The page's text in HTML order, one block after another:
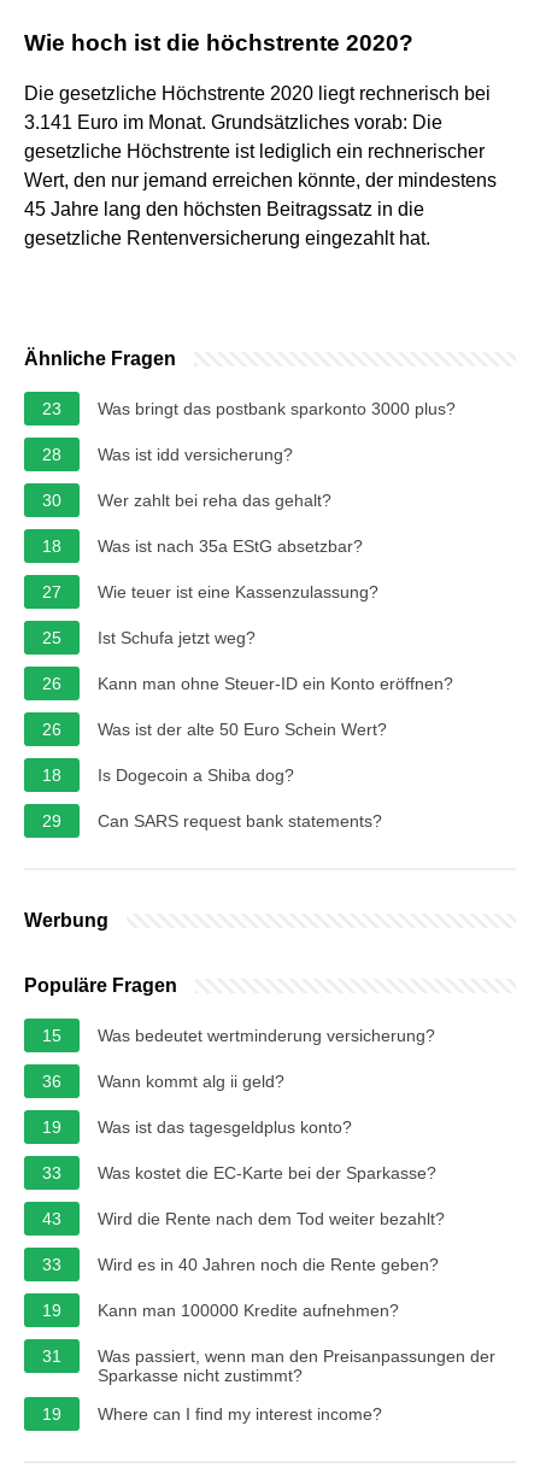
Wie hoch ist die höchstrente 2020?
Die gesetzliche Höchstrente 2020 liegt rechnerisch bei
3.141 Euro im Monat. Grundsätzliches vorab: Die
gesetzliche Höchstrente ist lediglich ein rechnerischer
Wert, den nur jemand erreichen könnte, der mindestens
45 Jahre lang den höchsten Beitragssatz in die
gesetzliche Rentenversicherung eingezahlt hat.
Ähnliche Fragen
23 Was bringt das postbank sparkonto 3000 plus?
28 Was ist idd versicherung?
30 Wer zahlt bei reha das gehalt?
18 Was ist nach 35a EStG absetzbar?
27 Wie teuer ist eine Kassenzulassung?
25 Ist Schufa jetzt weg?
26 Kann man ohne Steuer-ID ein Konto eröffnen?
26 Was ist der alte 50 Euro Schein Wert?
18 Is Dogecoin a Shiba dog?
29 Can SARS request bank statements?
Werbung
Populäre Fragen
15 Was bedeutet wertminderung versicherung?
36 Wann kommt alg ii geld?
19 Was ist das tagesgeldplus konto?
33 Was kostet die EC-Karte bei der Sparkasse?
43 Wird die Rente nach dem Tod weiter bezahlt?
33 Wird es in 40 Jahren noch die Rente geben?
19 Kann man 100000 Kredite aufnehmen?
31
Was passiert, wenn man den Preisanpassungen der
Sparkasse nicht zustimmt?
19
Where can I find my interest income?